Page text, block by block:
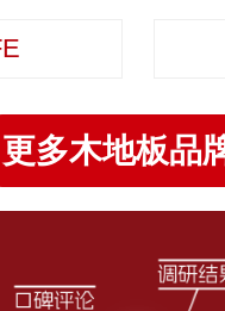
更多木地板品